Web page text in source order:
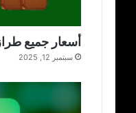
أسعار جميع طرازات
سبتمبر 12, 2025